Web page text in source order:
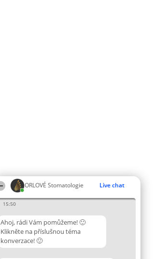
ORLOVÉ Stomatologie Live chat
15:50
Ahoj, rádi Vám pomůžeme! 🙂
Klikněte na příslušnou téma
konverzace! 🙂